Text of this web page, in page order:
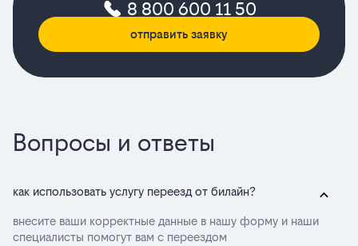
8 800 600 11 50
отправить заявку
Вопросы и ответы
как использовать услугу переезд от билайн?
внесите ваши корректные данные в нашу форму и наши
специалисты помогут вам с переездом